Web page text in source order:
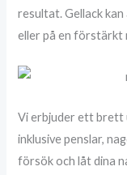
resultat. Gellack
eller på en förstärkt
Vi erbjuder ett brett
inklusive penslar,
försök och låt dina